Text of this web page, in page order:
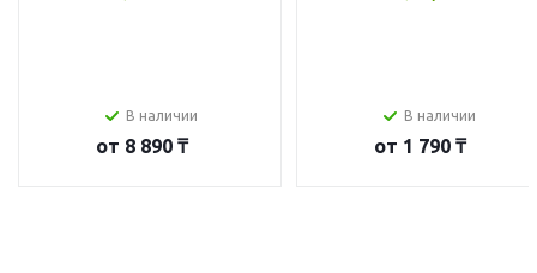
В наличии
от 8 890 ₸
В наличии
от 1 790 ₸